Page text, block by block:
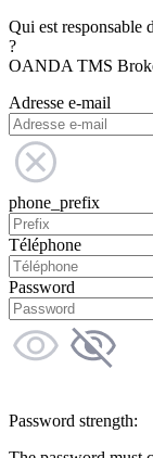
Qui est responsable
?
OANDA TMS
Adresse e-mail
phone_prefix
Téléphone
Password
Password strength: